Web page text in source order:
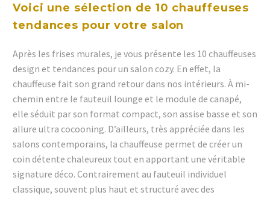
Voici une sélection de 10 chauffeuses
tendances pour votre salon
Après les frises murales, je vous présente les 10 chauffeuses
design et tendances pour un salon cozy. En effet, la
chauffeuse fait son grand retour dans nos intérieurs. À mi-
chemin entre le fauteuil lounge et le module de canapé,
elle séduit par son format compact, son assise basse et son
allure ultra cocooning. D’ailleurs, très appréciée dans les
salons contemporains, la chauffeuse permet de créer un
coin détente chaleureux tout en apportant une véritable
signature déco. Contrairement au fauteuil individuel
classique, souvent plus haut et structuré avec des